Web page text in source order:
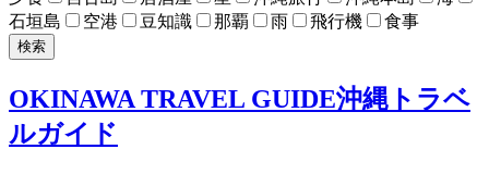
石垣島
空港 豆知識 那覇 雨 飛行機 食事
検索
OKINAWA TRAVEL GUIDE沖縄トラベ
ルガイド